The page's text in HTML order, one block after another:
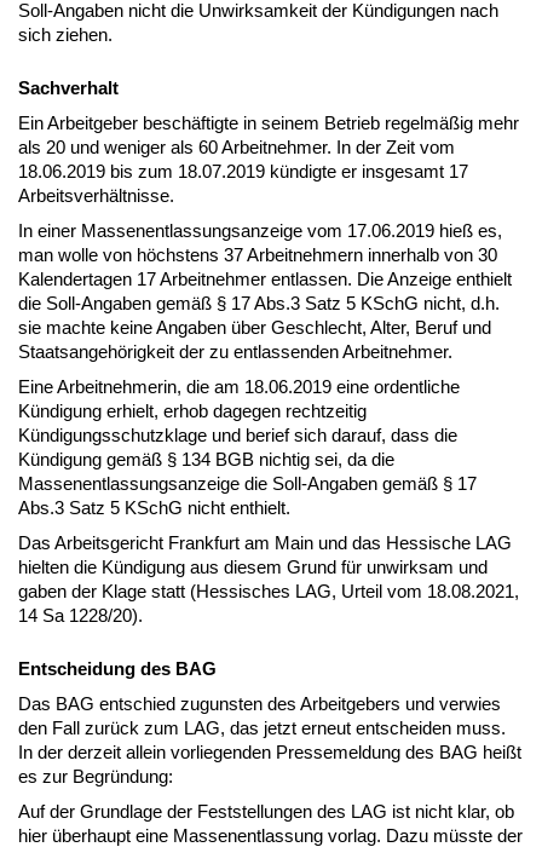
Soll-Angaben nicht die Unwirksamkeit der Kündigungen nach
sich ziehen.
Sachverhalt
Ein Arbeitgeber beschäftigte in seinem Betrieb regelmäßig mehr
als 20 und weniger als 60 Arbeitnehmer. In der Zeit vom
18.06.2019 bis zum 18.07.2019 kündigte er insgesamt 17
Arbeitsverhältnisse.
In einer Massenentlassungsanzeige vom 17.06.2019 hieß es,
man wolle von höchstens 37 Arbeitnehmern innerhalb von 30
Kalendertagen 17 Arbeitnehmer entlassen. Die Anzeige enthielt
die Soll-Angaben gemäß § 17 Abs.3 Satz 5 KSchG nicht, d.h.
sie machte keine Angaben über Geschlecht, Alter, Beruf und
Staatsangehörigkeit der zu entlassenden Arbeitnehmer.
Eine Arbeitnehmerin, die am 18.06.2019 eine ordentliche
Kündigung erhielt, erhob dagegen rechtzeitig
Kündigungsschutzklage und berief sich darauf, dass die
Kündigung gemäß § 134 BGB nichtig sei, da die
Massenentlassungsanzeige die Soll-Angaben gemäß § 17
Abs.3 Satz 5 KSchG nicht enthielt.
Das Arbeitsgericht Frankfurt am Main und das Hessische LAG
hielten die Kündigung aus diesem Grund für unwirksam und
gaben der Klage statt (Hessisches LAG, Urteil vom 18.08.2021,
14 Sa 1228/20).
Entscheidung des BAG
Das BAG entschied zugunsten des Arbeitgebers und verwies
den Fall zurück zum LAG, das jetzt erneut entscheiden muss.
In der derzeit allein vorliegenden Pressemeldung des BAG heißt
es zur Begründung:
Auf der Grundlage der Feststellungen des LAG ist nicht klar, ob
hier überhaupt eine Massenentlassung vorlag. Dazu müsste der